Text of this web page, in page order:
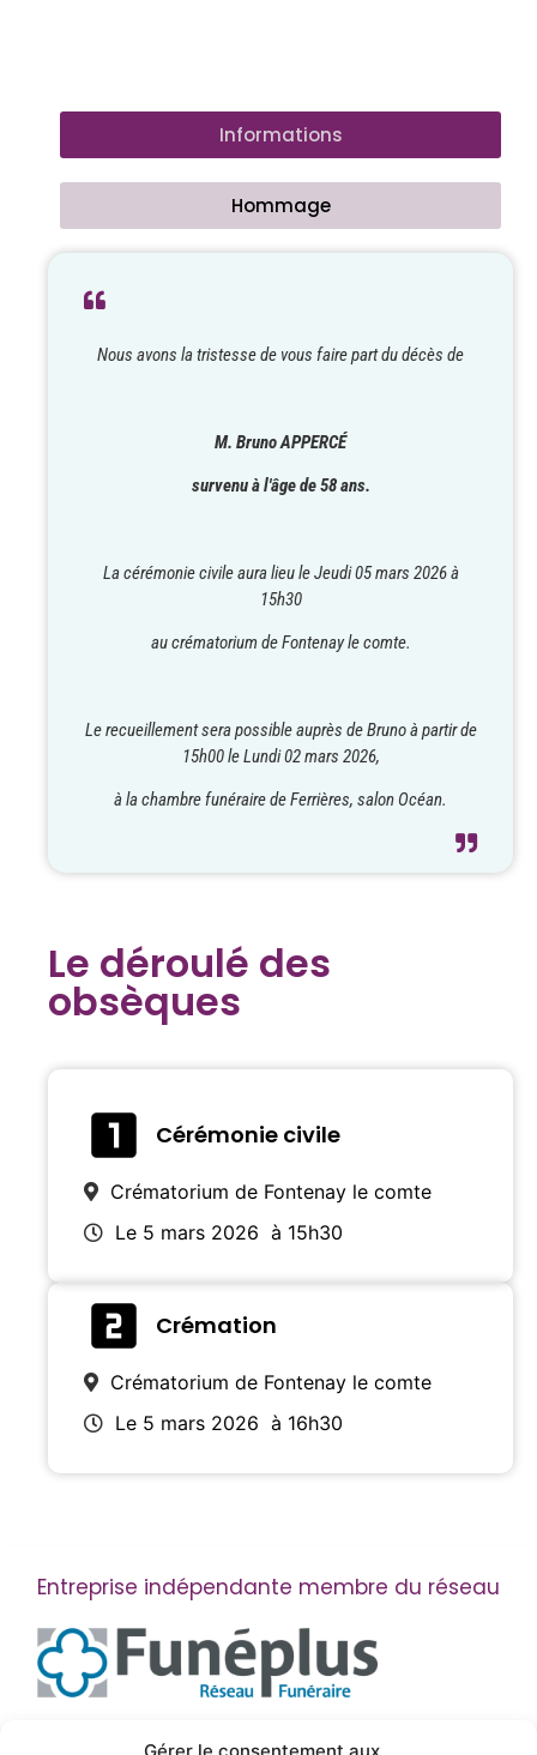
Informations
Hommage
Nous avons la tristesse de vous faire part du décès de
M. Bruno APPERCÉ
survenu à l'âge de 58 ans.
La cérémonie civile aura lieule Jeudi 05 mars 2026 à
15h30
au crématorium de Fontenay le comte.
Le recueillement sera possible auprès de Bruno à partir de
15h00 le Lundi 02 mars 2026,
à la chambre funéraire de Ferrières, salon Océan.
Le déroulé des
obsèques
Cérémonie civile
Crématorium de Fontenay le comte
Le 5 mars 2026 à 15h30
Crémation
Crématorium de Fontenay le comte
Le 5 mars 2026 à 16h30
Entreprise indépendante membre du réseau
Suivez-nous